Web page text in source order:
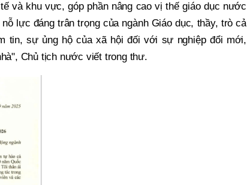
và khu vực, góp phần nâng cao vị thế giáo dục nước
lực đáng trân trọng của ngành Giáo dục, thầy, trò cả
tin, sự ủng hộ của xã hội đối với sự nghiệp đổi mới,
Chủ tịch nước viết trong thư.